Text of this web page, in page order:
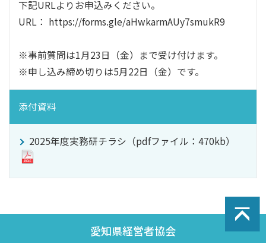
下記URLよりお申込みください。
URL： https://forms.gle/aHwkarmAUy7smukR9
※事前質問は1月23日（金）まで受け付けます。
※申し込み締め切りは5月22日（金）です。
添付資料
2025年度実務研チラシ（pdfファイル：470kb）
愛知県経営者協会